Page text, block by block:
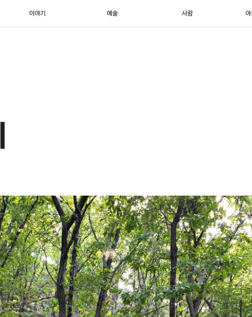
이야기 예술 사람